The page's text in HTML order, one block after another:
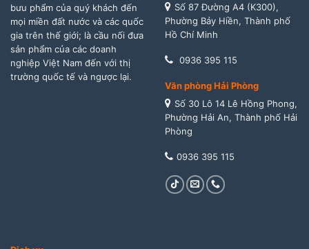
bưu phẩm của quý khách đến
mọi miền đất nước và các quốc
gia trên thế giới; là cầu nối đưa
sản phẩm của các doanh
nghiệp Việt Nam đến với thị
trường quốc tế và ngược lại.
Số 87 Đường A4 (K300),
Phường Bảy Hiền, Thành phố
Hồ Chí Minh
0936 395 115
Văn phòng Hải Phòng
Số 30 Lô 14 Lê Hồng Phong,
Phường Hải An, Thành phố Hải
Phòng
0936 395 115